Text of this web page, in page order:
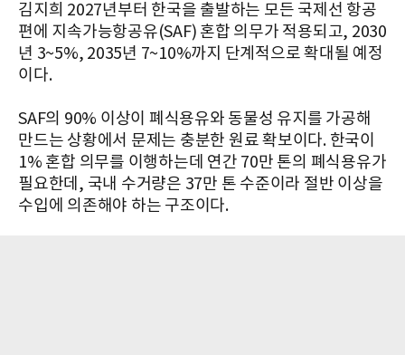
김지희 2027년부터 한국을 출발하는 모든 국제선 항공
편에 지속가능항공유(SAF) 혼합 의무가 적용되고, 2030
년 3~5%, 2035년 7~10%까지 단계적으로 확대될 예정
이다.
SAF의 90% 이상이 폐식용유와 동물성 유지를 가공해
만드는 상황에서 문제는 충분한 원료 확보이다. 한국이
1% 혼합 의무를 이행하는데 연간 70만 톤의 폐식용유가
필요한데, 국내 수거량은 37만 톤 수준이라 절반 이상을
수입에 의존해야 하는 구조이다.